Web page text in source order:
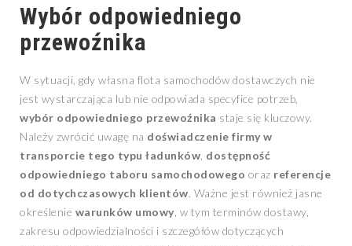
Wybór odpowiedniego
przewoźnika
W sytuacji, gdy własna flota samochodów dostawczych nie
jest wystarczająca lub nie odpowiada specyfice potrzeb,
wybór odpowiedniego przewoźnika staje się kluczowy.
Należy zwrócić uwagę na doświadczenie firmy w
transporcie tego typu ładunków dostępność
odpowiedniego taboru samochodowego oraz referencje
od dotychczasowych klientów. Ważne jest również jasne
określenie warunków umowy , w tym terminów dostawy,
zakresu odpowiedzialności i szczegółów dotyczących